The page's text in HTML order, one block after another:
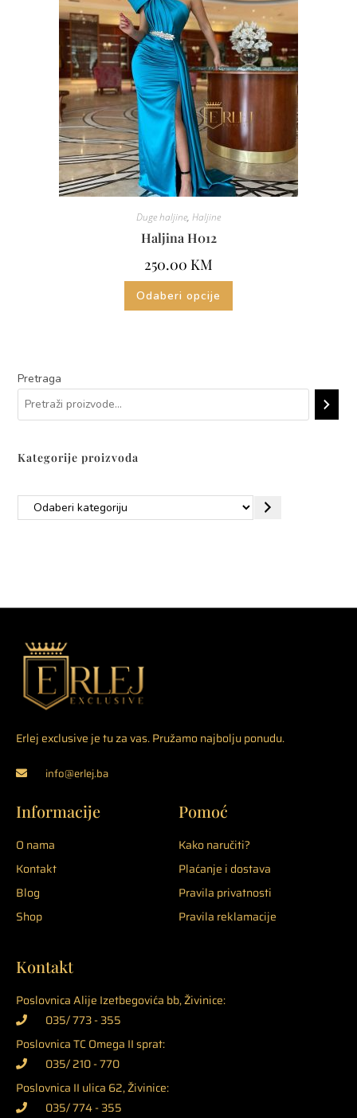
Duge haljine, Haljine
Haljina H012
250.00 KM
Odaberi opcije
Pretraga
Kategorije proizvoda
Erlej exclusive je tu za vas. Pružamo najbolju ponudu.
info@erlej.ba
Informacije
O nama
Kontakt
Blog
Shop
Pomoć
Kako naručiti?
Plaćanje i dostava
Pravila privatnosti
Pravila reklamacije
Kontakt
Poslovnica Alije Izetbegovića bb, Živinice:
035/ 773 - 355
Poslovnica TC Omega II sprat:
035/ 210 - 770
Poslovnica II ulica 62, Živinice:
035/ 774 - 355